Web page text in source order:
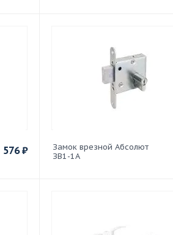
576₽
Замок врезной Абсолют
ЗВ1-1А